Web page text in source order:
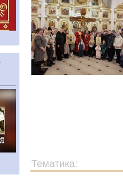
Тематика: